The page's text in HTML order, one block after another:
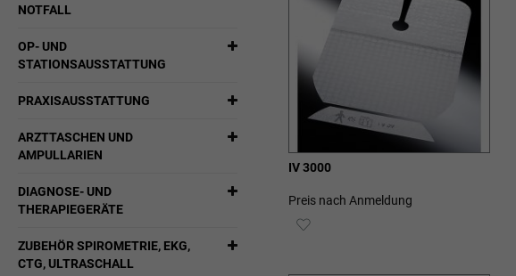
IV 3000
Preis nach Anmeldung
NOTFALL
OP- UND
STATIONSAUSSTATTUNG
PRAXISAUSSTATTUNG
ARZTTASCHEN UND
AMPULLARIEN
DIAGNOSE- UND
THERAPIEGERÄTE
ZUBEHÖR SPIROMETRIE, EKG,
CTG, ULTRASCHALL